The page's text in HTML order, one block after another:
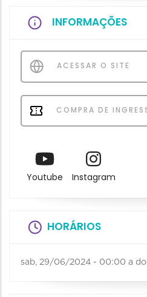
INFORMAÇÕES
ACESSAR O SITE
COMPRA DE
Youtube Instagram
HORÁRIOS
sab, 29/06/2024 - 00:00 a